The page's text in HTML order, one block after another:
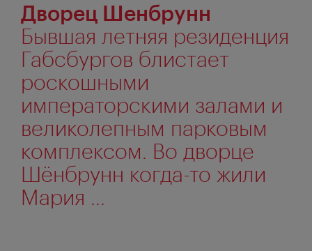
Дворец Шенбрунн
Бывшая летняя резиденция
Габсбургов блистает
роскошными
императорскими залами и
великолепным парковым
комплексом. Во дворце
Шёнбрунн когда-то жили
Мария ...